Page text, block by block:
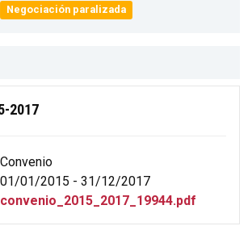
Negociación paralizada
2017
Convenio
01/01/2015 - 31/12/2017
convenio_2015_2017_19944.pdf